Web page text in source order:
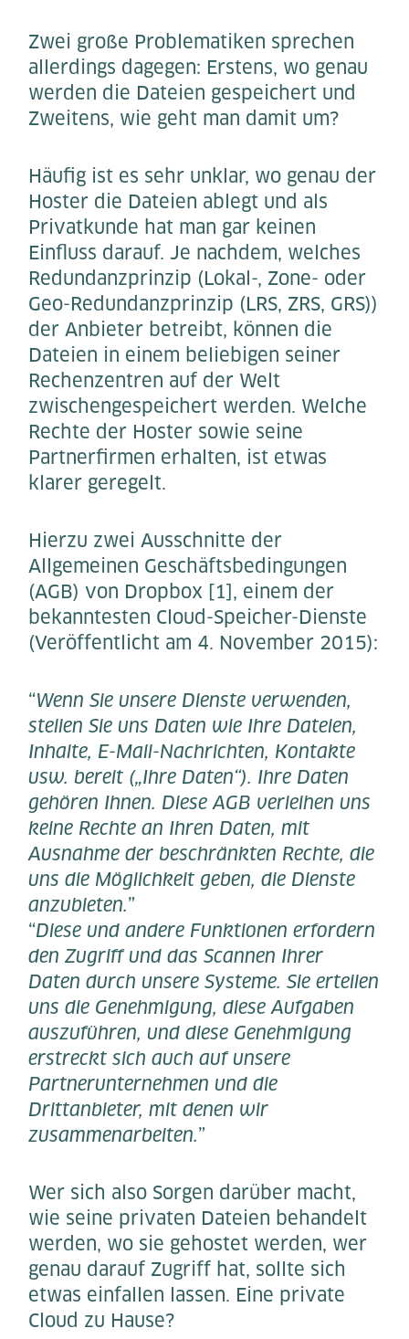
Zwei große Problematiken sprechen
allerdings dagegen: Erstens, wo genau
werden die Dateien gespeichert und
Zweitens, wie geht man damit um?
Häufig ist es sehr unklar, wo genau der
Hoster die Dateien ablegt und als
Privatkunde hat man gar keinen
Einfluss darauf. Je nachdem, welches
Redundanzprinzip (Lokal-, Zone- oder
Geo-Redundanzprinzip (LRS, ZRS, GRS))
der Anbieter betreibt, können die
Dateien in einem beliebigen seiner
Rechenzentren auf der Welt
zwischengespeichert werden. Welche
Rechte der Hoster sowie seine
Partnerfirmen erhalten, ist etwas
klarer geregelt.
Hierzu zwei Ausschnitte der
Allgemeinen Geschäftsbedingungen
(AGB) von Dropbox [1], einem der
bekanntesten Cloud-Speicher-Dienste
(Veröffentlicht am 4. November 2015):
“Wenn Sie unsere Dienste verwenden,
stellen Sie uns Daten wie Ihre Dateien,
Inhalte, E-Mail-Nachrichten, Kontakte
usw. bereit („Ihre Daten“). Ihre Daten
gehören Ihnen. Diese AGB verleihen uns
keine Rechte an Ihren Daten, mit
Ausnahme der beschränkten Rechte, die
uns die Möglichkeit geben, die Dienste
anzubieten.”
“Diese und andere Funktionen erfordern
den Zugriff und das Scannen Ihrer
Daten durch unsere Systeme. Sie erteilen
uns die Genehmigung, diese Aufgaben
auszuführen, und diese Genehmigung
erstreckt sich auch auf unsere
Partnerunternehmen und die
Drittanbieter, mit denen wir
zusammenarbeiten.”
Wer sich also Sorgen darüber macht,
wie seine privaten Dateien behandelt
werden, wo sie gehostet werden, wer
genau darauf Zugriff hat, sollte sich
etwas einfallen lassen. Eine private
Cloud zu Hause?